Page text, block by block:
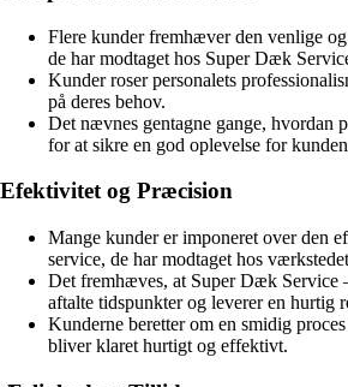
Flere kunder fremhæver den venlige
de har modtaget hos Super Dæk
Kunder roser personalets
på deres behov.
Det nævnes gentagne gange, hvordan
for at sikre en god oplevelse for
Efektivitet og Præcision
Mange kunder er imponeret over den
service, de har modtaget hos
Det fremhæves, at Super Dæk Service
aftalte tidspunkter og leverer en hurtig
Kunderne beretter om en smidig
bliver klaret hurtigt og effektivt.